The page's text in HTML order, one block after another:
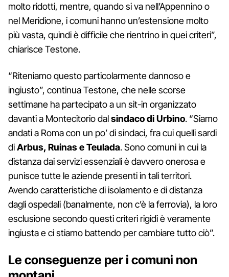
molto ridotti, mentre, quando si va nell’Appennino o
nel Meridione, i comuni hanno un’estensione molto
più vasta, quindi è difficile che rientrino in quei criteri”,
chiarisce Testone.
“Riteniamo questo particolarmente dannoso e
ingiusto”, continua Testone, che nelle scorse
settimane ha partecipato a un sit-in organizzato
davanti a Montecitorio dalsindaco di Urbino. “Siamo
andati a Roma con un po’ di sindaci, fra cui quelli sardi
diArbus, Ruinas e Teulada. Sono comuni in cui la
distanza dai servizi essenziali è davvero onerosa e
punisce tutte le aziende presenti in tali territori.
Avendo caratteristiche di isolamento e di distanza
dagli ospedali (banalmente, non c’è la ferrovia), la loro
esclusione secondo questi criteri rigidi è veramente
ingiusta e ci stiamo battendo per cambiare tutto ciò”.
Le conseguenze per i comuni non